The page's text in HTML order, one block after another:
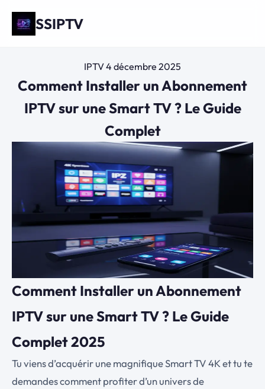
SSIPTV
IPTV4 décembre 2025
Comment Installer un Abonnement
IPTV sur une Smart TV ? Le Guide
Complet
Comment Installer un Abonnement
IPTV sur une Smart TV ? Le Guide
Complet 2025
Tu viens d’acquérir une magnifique Smart TV 4K et tu te
demandes comment profiter d’un univers de